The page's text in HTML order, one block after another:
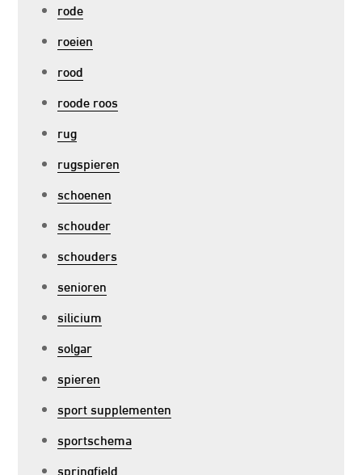
rode
roeien
rood
roode roos
rug
rugspieren
schoenen
schouder
schouders
senioren
silicium
solgar
spieren
sport supplementen
sportschema
springfield